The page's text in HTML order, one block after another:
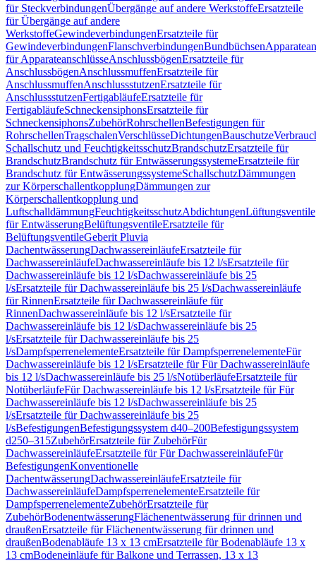
für SteckverbindungenÜbergänge auf andere WerkstoffeErsatzteile
für Übergänge auf andere
WerkstoffeGewindeverbindungenErsatzteile für
GewindeverbindungenFlanschverbindungenBundbüchsen
für ApparateanschlüsseAnschlussbögenErsatzteile für
AnschlussbögenAnschlussmuffenErsatzteile für
AnschlussmuffenAnschlussstutzenErsatzteile für
AnschlussstutzenFertigabläufeErsatzteile für
FertigabläufeSchneckensiphonsErsatzteile für
SchneckensiphonsZubehörRohrschellenBefestigungen für
RohrschellenTragschalenVerschlüsseDichtungenBauschutze
Schallschutz und FeuchtigkeitsschutzBrandschutzErsatzteile für
BrandschutzBrandschutz für EntwässerungssystemeErsatzteile für
Brandschutz für EntwässerungssystemeSchallschutzDämmungen
zur KörperschallentkopplungDämmungen zur
Körperschallentkopplung und
LuftschalldämmungFeuchtigkeitsschutzAbdichtungenLüftungsventile
für EntwässerungBelüftungsventileErsatzteile für
BelüftungsventileGeberit Pluvia
DachentwässerungDachwassereinläufeErsatzteile für
DachwassereinläufeDachwassereinläufe bis 12 l/sErsatzteile für
Dachwassereinläufe bis 12 l/sDachwassereinläufe bis 25
l/sErsatzteile für Dachwassereinläufe bis 25 l/sDachwassereinläufe
für RinnenErsatzteile für Dachwassereinläufe für
RinnenDachwassereinläufe bis 12 l/sErsatzteile für
Dachwassereinläufe bis 12 l/sDachwassereinläufe bis 25
l/sErsatzteile für Dachwassereinläufe bis 25
l/sDampfsperrenelementeErsatzteile für DampfsperrenelementeFür
Dachwassereinläufe bis 12 l/sErsatzteile für Für Dachwassereinläufe
bis 12 l/sDachwassereinläufe bis 25 l/sNotüberläufeErsatzteile für
NotüberläufeFür Dachwassereinläufe bis 12 l/sErsatzteile für Für
Dachwassereinläufe bis 12 l/sDachwassereinläufe bis 25
l/sErsatzteile für Dachwassereinläufe bis 25
l/sBefestigungenBefestigungssystem d40–200Befestigungssystem
d250–315ZubehörErsatzteile für ZubehörFür
DachwassereinläufeErsatzteile für Für DachwassereinläufeFür
BefestigungenKonventionelle
DachentwässerungDachwassereinläufeErsatzteile für
DachwassereinläufeDampfsperrenelementeErsatzteile für
DampfsperrenelementeZubehörErsatzteile für
ZubehörBodenentwässerungFlächenentwässerung für drinnen und
draußenErsatzteile für Flächenentwässerung für drinnen und
draußenBodenabläufe 13 x 13 cmErsatzteile für Bodenabläufe 13 x
13 cmBodeneinläufe für Balkone und Terrassen, 13 x 13